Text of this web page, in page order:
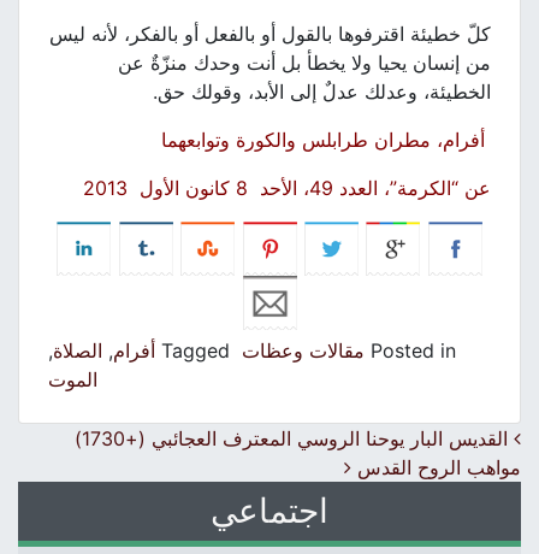
كلّ خطيئة اقترفوها بالقول أو بالفعل أو بالفكر، لأنه ليس
من إنسان يحيا ولا يخطأ بل أنت وحدك منزّةٌ عن
الخطيئة، وعدلك عدلٌ إلى الأبد، وقولك حق.
أفرام، مطران طرابلس والكورة وتوابعهما
عن “الكرمة”، العدد 49، الأحد 8 كانون الأول 2013
Posted in مقالات وعظات Tagged أفرام ,الصلاة,
الموت
Post navigation
القديس البار يوحنا الروسي المعترف العجائبي (+1730)
مواهب الروح القدس
اجتماعي